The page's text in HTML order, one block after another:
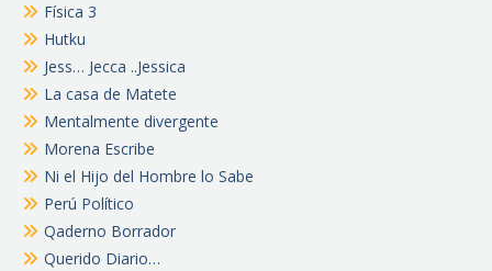
Física 3
Hutku
Jess… Jecca ..Jessica
La casa de Matete
Mentalmente divergente
Morena Escribe
Ni el Hijo del Hombre lo Sabe
Perú Político
Qaderno Borrador
Querido Diario…